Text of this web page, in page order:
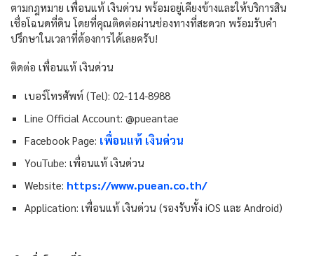
ตามกฎหมาย เพื่อนแท้ เงินด่วน พร้อมอยู่เคียงข้างและให้บริการสิน
เชื่อโฉนดที่ดิน โดยที่คุณติดต่อผ่านช่องทางที่สะดวก พร้อมรับคำ
ปรึกษาในเวลาที่ต้องการได้เลยครับ!
ติดต่อ เพื่อนแท้ เงินด่วน
เบอร์โทรศัพท์ (Tel): 02-114-8988
Line Official Account: @pueantae
Facebook Page: เพื่อนแท้ เงินด่วน
YouTube: เพื่อนแท้ เงินด่วน
Website: https://www.puean.co.th/
Application: เพื่อนแท้ เงินด่วน (รองรับทั้ง iOS และ Android)